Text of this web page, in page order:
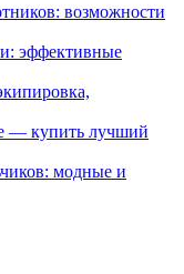
возможности
эффективные
— купить лучший
модные и